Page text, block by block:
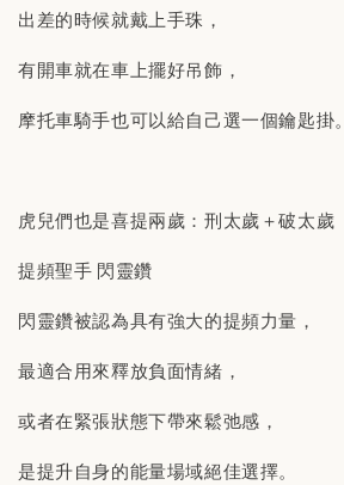
出差的時候就戴上手珠，
有開車就在車上擺好吊飾，
摩托車騎手也可以給自己選一個鑰匙掛。
虎兒們也是喜提兩歲：刑太歲＋破太歲
提頻聖手 閃靈鑽
閃靈鑽被認為具有強大的提頻力量，
最適合用來釋放負面情緒，
或者在緊張狀態下帶來鬆弛感，
是提升自身的能量場域絕佳選擇。